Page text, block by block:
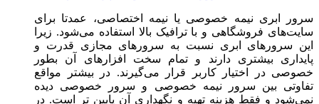
سرور ابری نیمه خصوصی یا نیمه اختصاصی، عمدتا برای
سایت‌های فروشگاهی و با ترافیک بالا استفاده می‌شود. زیرا
این سرورهای ابری نسبت به سرورهای مجازی قدرت و
پایداری بیشتری دارند و تمام سخت افزارهای آن بطور
خصوصی در اختیار کاربر قرار می‌گیرند. در بیشتر مواقع
تفاوتی بین سرور نیمه خصوصی و سرور خصوصی دیده
نمی‌شود و فقط هزینه تهیه و نگهداری آن پایین تر است. در